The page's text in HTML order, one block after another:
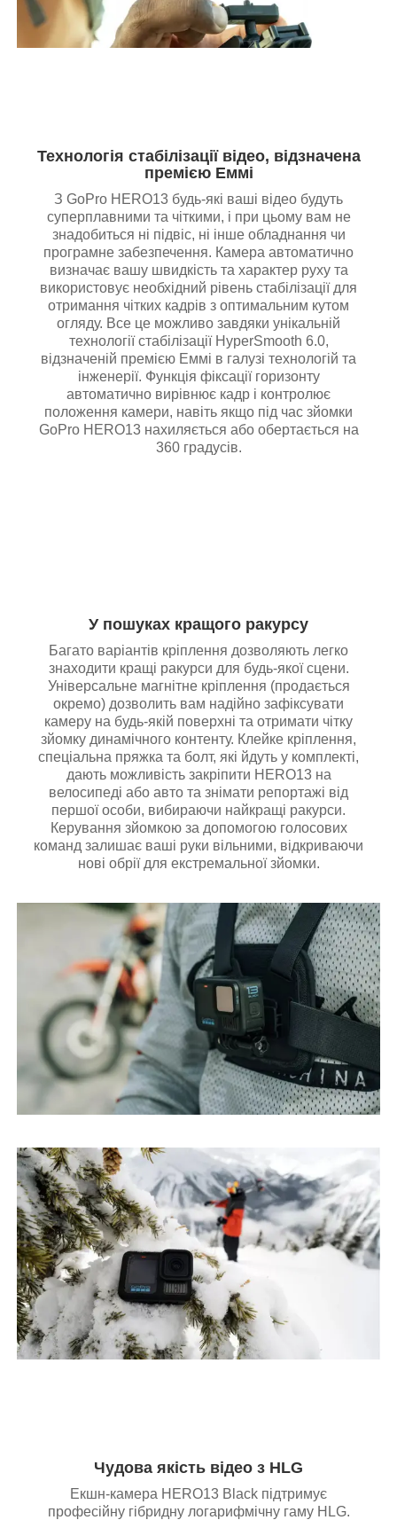
Технологія стабілізації відео, відзначена
премією Еммі
З GoPro HERO13 будь-які ваші відео будуть
суперплавними та чіткими, і при цьому вам не
знадобиться ні підвіс, ні інше обладнання чи
програмне забезпечення. Камера автоматично
визначає вашу швидкість та характер руху та
використовує необхідний рівень стабілізації для
отримання чітких кадрів з оптимальним кутом
огляду. Все це можливо завдяки унікальній
технології стабілізації HyperSmooth 6.0,
відзначеній премією Еммі в галузі технологій та
інженерії. Функція фіксації горизонту
автоматично вирівнює кадр і контролює
положення камери, навіть якщо під час зйомки
GoPro HERO13 нахиляється або обертається на
360 градусів.
У пошуках кращого ракурсу
Багато варіантів кріплення дозволяють легко
знаходити кращі ракурси для будь-якої сцени.
Універсальне магнітне кріплення (продається
окремо) дозволить вам надійно зафіксувати
камеру на будь-якій поверхні та отримати чітку
зйомку динамічного контенту. Клейке кріплення,
спеціальна пряжка та болт, які йдуть у комплекті,
дають можливість закріпити HERO13 на
велосипеді або авто та знімати репортажі від
першої особи, вибираючи найкращі ракурси.
Керування зйомкою за допомогою голосових
команд залишає ваші руки вільними, відкриваючи
нові обрії для екстремальної зйомки.
Чудова якість відео з HLG
Екшн-камера HERO13 Black підтримує
професійну гібридну логарифмічну гаму HLG.